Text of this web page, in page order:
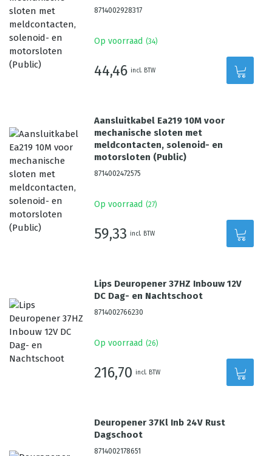
8714002928317
Op voorraad (34)
44,46 incl. BTW
Aansluitkabel Ea219 10M voor
mechanische sloten met
meldcontacten, solenoid- en
motorsloten (Public)
8714002472575
Op voorraad (27)
59,33 incl. BTW
Lips Deuropener 37HZ Inbouw 12V
DC Dag- en Nachtschoot
8714002766230
Op voorraad (26)
216,70 incl. BTW
Deuropener 37Kl Inb 24V Rust
Dagschoot
8714002178651